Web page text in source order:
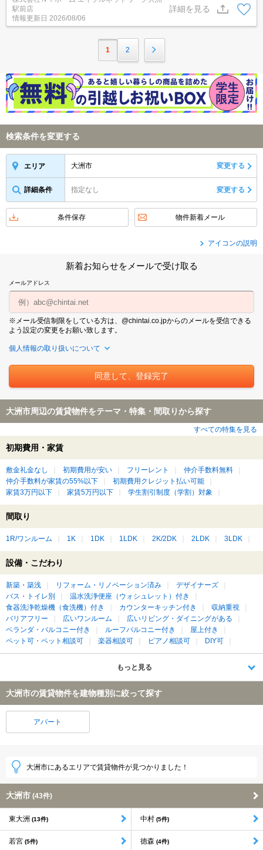
駅前店
情報更新日 2026/08/06
詳細を見る
1 2
検索条件を変更する
エリア 大洲市 変更する
詳細条件 指定なし 変更する
条件保存 物件新着メール
アイコンの説明
新着お知らせをメールで受け取る
メールアドレス
※メール受信制限をしている方は、@chintai.co.jpからのメールを受信できる
よう設定の変更をお願い致します。
個人情報の取り扱いについて
大洲市周辺の賃貸物件をテーマ・特集・間取りから探す
すべての特集を見る
初期費用・家賃
敷金礼金なし 初期費用が安い フリーレント
仲介手数料無料
仲介手数料が家賃の55%以下
初期費用クレジット払い可能
家賃3万円以下
家賃5万円以下 学生割引制度（学割）対象
間取り
1R/ワンルーム 1K 1DK 1LDK 2K/2DK 2LDK 3LDK
設備・こだわり
新築・築浅 リフォーム・リノベーション済み
デザイナーズ
バス・トイレ別
温水洗浄便座（ウォシュレット）付き
食器洗浄乾燥機（食洗機）付き
カウンターキッチン付き
収納重視
バリアフリー
広いワンルーム
広いリビング・ダイニングがある
ベランダ・バルコニー付き
ルーフバルコニー付き
屋上付き
ペット可・ペット相談可
楽器相談可 ピアノ相談可 DIY可
もっと見る
大洲市の賃貸物件を建物種別に絞って探す
アパート
大洲市にあるエリアで賃貸物件が見つかりました！
大洲市 (43件)
東大洲 (13件) 中村 (5件)
若宮 (5件) 徳森 (4件)